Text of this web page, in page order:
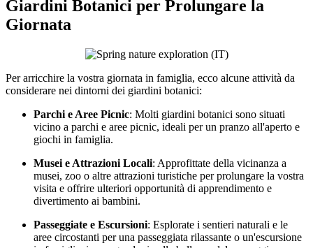
Giardini Botanici per Prolungare la
Giornata
Per arricchire la vostra giornata in famiglia, ecco alcune attività da
considerare nei dintorni dei giardini botanici:
Parchi e Aree Picnic: Molti giardini botanici sono situati
vicino a parchi e aree picnic, ideali per un pranzo all'aperto e
giochi in famiglia.
Musei e Attrazioni Locali: Approfittate della vicinanza a
musei, zoo o altre attrazioni turistiche per prolungare la vostra
visita e offrire ulteriori opportunità di apprendimento e
divertimento ai bambini.
Passeggiate e Escursioni: Esplorate i sentieri naturali e le
aree circostanti per una passeggiata rilassante o un'escursione